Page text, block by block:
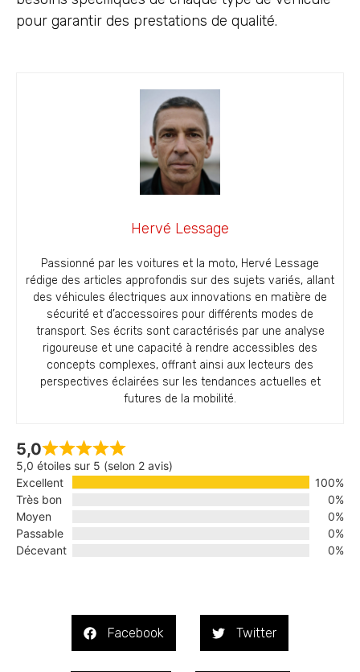
pour garantir des prestations de qualité.
Hervé Lessage
Passionné par les voitures et la moto, Hervé Lessage
rédige des articles approfondis sur des sujets variés, allant
des véhicules électriques aux innovations en matière de
sécurité et d’accessoires pour différents modes de
transport. Ses écrits sont caractérisés par une analyse
rigoureuse et une capacité à rendre accessibles des
concepts complexes, offrant ainsi aux lecteurs des
perspectives éclairées sur les tendances actuelles et
futures de la mobilité.
5,0
5,0 étoiles sur 5 (selon 2 avis)
Excellent
100%
Très bon
0%
Moyen
0%
Passable
0%
Décevant
0%
Facebook Twitter